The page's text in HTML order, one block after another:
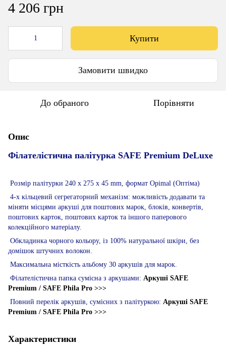
4 206 грн
Купити
Замовити швидко
До обраного Порівняти
Опис
Філателістична палітурка SAFE Premium DeLuxe
Розмір палітурки 240 x 275 x 45 mm, формат Opimal (Оптіма)
4-х кільцевий сегрегаторний механізм: можливість додавати та
міняти місцями аркуші для поштових марок, блоків, конвертів,
поштових карток, поштових карток та іншого паперового
колекційного матеріалу.
Обкладинка чорного кольору, із 100% натуральної шкіри, без
домішок штучних волокон.
Максимальна місткість альбому 30 аркушів для марок.
Філателістична папка сумісна з аркушами: Аркуші SAFE
Premium / SAFE Phila Pro >>>
Повний перелік аркушів, сумісних з палітуркою: Аркуші SAFE
Premium / SAFE Phila Pro >>>
Характеристики